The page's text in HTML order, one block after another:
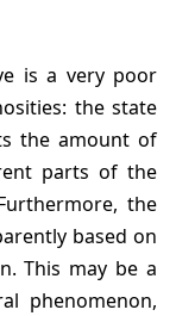
the state
the amount of
parts of the
the
based on
This may be a
phenomenon,